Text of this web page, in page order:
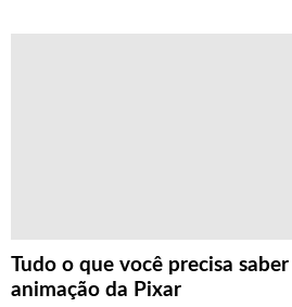
Tudo o que você precisa
animação da Pixar